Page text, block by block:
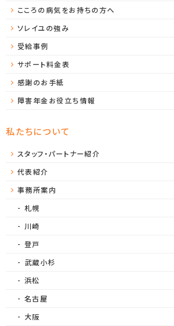
こころの病気をお持ちの方へ
ソレイユの強み
受給事例
サポート料金表
感謝のお手紙
障害年金お役立ち情報
私たちについて
スタッフ・パートナー紹介
代表紹介
事務所案内
札幌
川崎
登戸
武蔵小杉
浜松
名古屋
大阪